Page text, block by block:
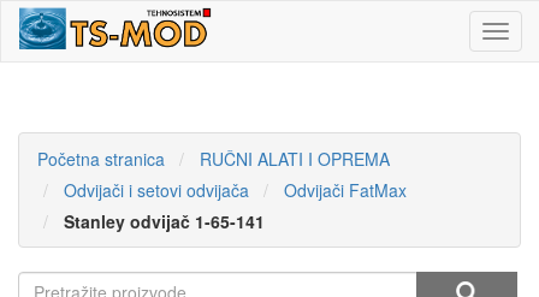
Početna stranica
RUČNI ALATI I OPREMA
Odvijači i setovi odvijača
Odvijači FatMax
Stanley odvijač 1-65-141